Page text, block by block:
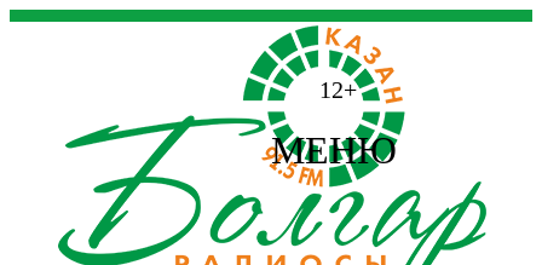
12+
МЕНЮ